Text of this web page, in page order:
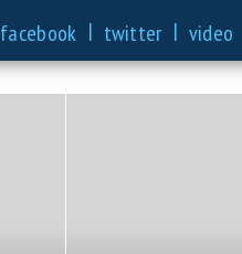
facebook | twitter | video